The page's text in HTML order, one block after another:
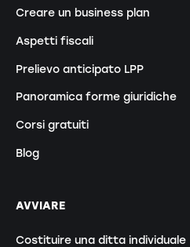
Creare un business plan
Aspetti fiscali
Prelievo anticipato LPP
Panoramica forme giuridiche
Corsi gratuiti
Blog
AVVIARE
Costituire una ditta individuale